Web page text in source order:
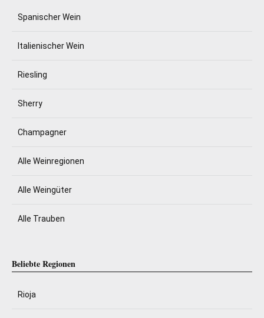
Spanischer Wein
Italienischer Wein
Riesling
Sherry
Champagner
Alle Weinregionen
Alle Weingüter
Alle Trauben
Beliebte Regionen
Rioja